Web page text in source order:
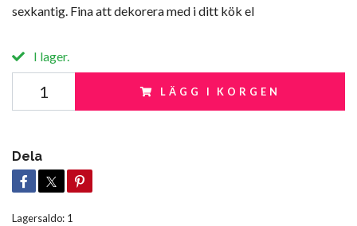
sexkantig. Fina att dekorera med i ditt kök el
I lager.
LÄGG I KORGEN
Dela
Lagersaldo: 1